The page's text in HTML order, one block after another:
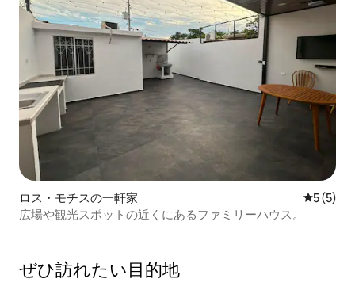
ロス・モチスの一軒家 レビュー
5 (5)
広場や観光スポットの近くにあるファミリーハウス。
ぜひ訪⁠れ⁠た⁠い目⁠的⁠地